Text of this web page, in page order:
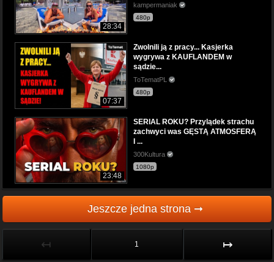
28:34
kampermaniak
480p
07:37
Zwolnili ją z pracy... Kasjerka
wygrywa z KAUFLANDEM w
sądzie...
ToTematPL
480p
23:48
SERIAL ROKU? Przylądek strachu
zachwyci was GĘSTĄ ATMOSFERĄ
I ...
300Kultura
1080p
Jeszcze jedna strona ➞
↤ 1 ↦